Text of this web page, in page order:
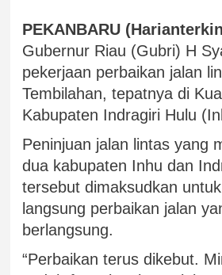
PEKANBARU
Gubernur Riau (Gubri) H
pekerjaan perbaikan jalan
Tembilahan, tepatnya di
Kabupaten Indragiri Hulu
Peninjuan jalan lintas yang
dua kabupaten Inhu dan
tersebut dimaksudkan
langsung perbaikan jalan
berlangsung.
“Perbaikan terus dikebut.